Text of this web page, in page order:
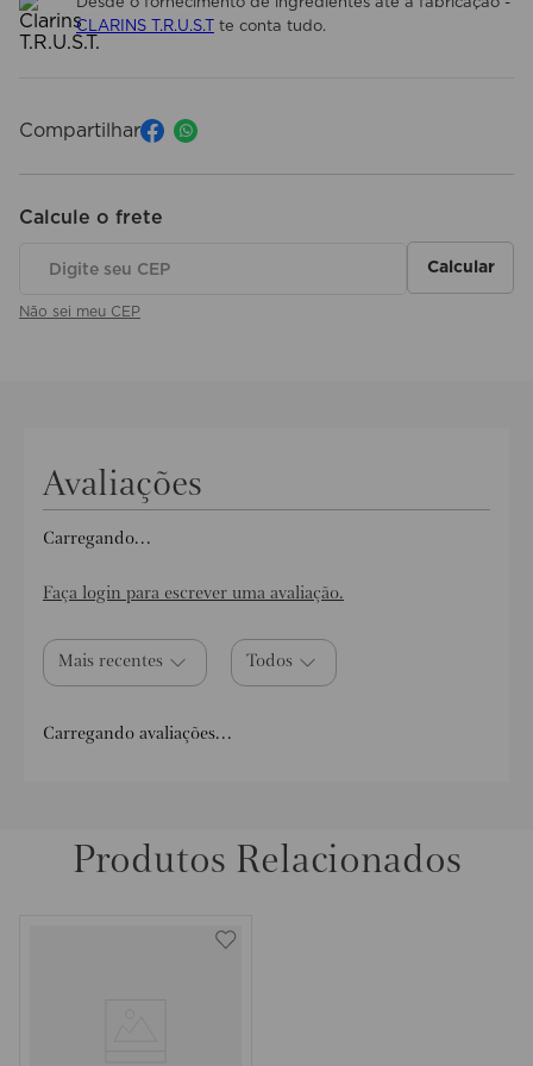
CLARINS T.R.U.S.T
te conta tudo.
Compartilhar
Não sei meu CEP
Avaliações
Carregando…
Faça login para escrever uma avaliação.
Mais recentes Todos
Carregando avaliações…
Produtos Relacionados